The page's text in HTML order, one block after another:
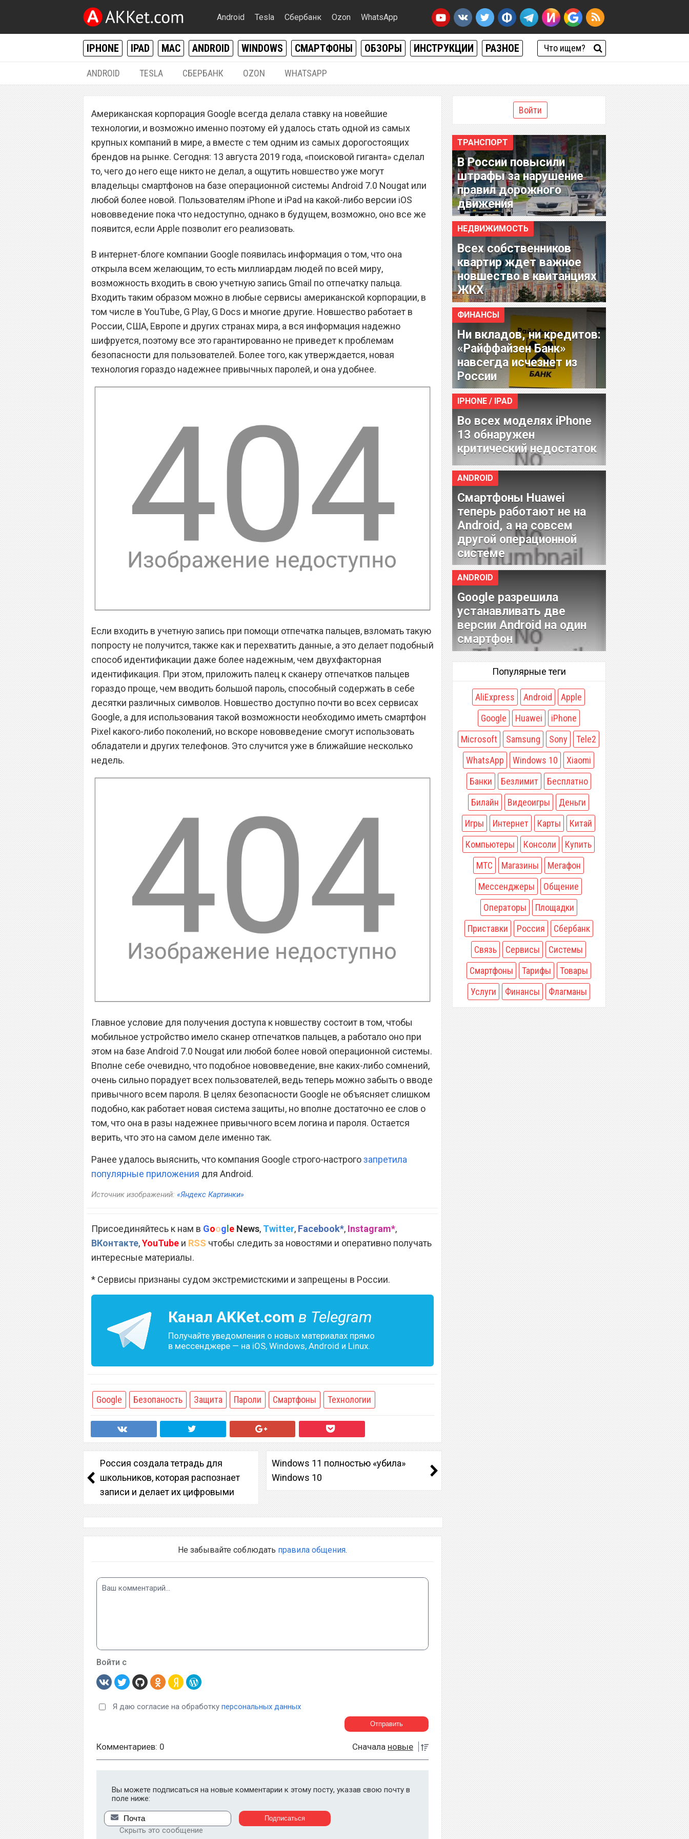
Android Tesla Сбербанк Ozon WhatsApp
IPHONE IPAD MAC ANDROID WINDOWS СМАРТФОНЫ ОБЗОРЫ ИНСТРУКЦИИ РАЗНОЕ
ANDROID TESLA СБЕРБАНК OZON WHATSAPP
Google изменила правила входа в
учетную запись для всех пользователей
Американская корпорация Google всегда делала ставку на новейшие
технологии, и возможно именно поэтому ей удалось стать одной из самых
крупных компаний в мире, а вместе с тем одним из самых дорогостоящих
брендов на рынке. Сегодня: 13 августа 2019 года, «поисковой гиганта» сделал
то, чего до него еще никто не делал, а ощутить новшество уже могут
владельцы смартфонов на базе операционной системы Android 7.0 Nougat или
любой более новой. Пользователям iPhone и iPad на какой-либо версии iOS
нововведение пока что недоступно, однако в будущем, возможно, оно все же
появится, если Apple позволит его реализовать.
В интернет-блоге компании Google появилась информация о том, что она
открыла всем желающим, то есть миллиардам людей по всей миру,
возможность входить в свою учетную запись Gmail по отпечатку пальца.
Входить таким образом можно в любые сервисы американской корпорации, в
том числе в YouTube, G Play, G Docs и многие другие. Новшество работает в
России, США, Европе и других странах мира, а вся информация надежно
шифруется, поэтому все это гарантированно не приведет к проблемам
безопасности для пользователей. Более того, как утверждается, новая
технология гораздо надежнее привычных паролей, и она удобнее.
Если входить в учетную запись при помощи отпечатка пальцев, взломать такую
попросту не получится, также как и перехватить данные, а это делает подобный
способ идентификации даже более надежным, чем двухфакторная
идентификация. При этом, приложить палец к сканеру отпечатков пальцев
гораздо проще, чем вводить большой пароль, способный содержать в себе
десятки различных символов. Новшество доступно почти во всех сервисах
Google, а для использования такой возможности необходимо иметь смартфон
Pixel какого-либо поколений, но вскоре нововведение смогут использовать
обладатели и других телефонов. Это случится уже в ближайшие несколько
недель.
Главное условие для получения доступа к новшеству состоит в том, чтобы
мобильное устройство имело сканер отпечатков пальцев, а работало оно при
этом на базе Android 7.0 Nougat или любой более новой операционной системы.
Вполне себе очевидно, что подобное нововведение, вне каких-либо сомнений,
очень сильно порадует всех пользователей, ведь теперь можно забыть о вводе
привычного всем пароля. В целях безопасности Google не объясняет слишком
подобно, как работает новая система защиты, но вполне достаточно ее слов о
том, что она в разы надежнее привычного всем логина и пароля. Остается
верить, что это на самом деле именно так.
Ранее удалось выяснить, что компания Google строго-настрогозапретила
популярные приложения для Android.
Источник изображений: «Яндекс Картинки»
Присоединяйтесь к нам в Google News, Twitter, Facebook*, Instagram*,
ВКонтакте,YouTube и RSS чтобы следить за новостями и оперативно получать
интересные материалы.
* Сервисы признаны судом экстремистскими и запрещены в России.
Канал AKKet.com в Telegram
Получайте уведомления о новых материалах прямо
в мессенджере — на iOS, Windows, Android и Linux.
Google Безопаность Защита Пароли Смартфоны Технологии
Россия создала тетрадь для
школьников, которая распознает
записи и делает их цифровыми
Windows 11 полностью «убила»
Windows 10
Не забывайте соблюдать правила общения.
Войти с
Я даю согласие на обработку персональных данных
Комментариев: 0 Сначала новые
Вы можете подписаться на новые комментарии к этому посту, указав свою почту в
поле ниже:
Скрыть это сообщение
Войти
ТРАНСПОРТ
В России повысили
штрафы за нарушение
правил дорожного
движения
НЕДВИЖИМОСТЬ
Всех собственников
квартир ждет важное
новшество в квитанциях
ЖКХ
ФИНАНСЫ
Ни вкладов, ни кредитов:
«Райффайзен Банк»
навсегда исчезнет из
России
IPHONE / IPAD
Во всех моделях iPhone
13 обнаружен
критический недостаток
ANDROID
Смартфоны Huawei
теперь работают не на
Android, а на совсем
другой операционной
системе
ANDROID
Google разрешила
устанавливать две
версии Android на один
смартфон
Популярные теги
AliExpress Android
Apple
Google
Huawei
iPhone
Microsoft
Samsung Sony
Tele2
WhatsApp
Windows 10
Xiaomi
Банки
Безлимит
Бесплатно
Билайн
Видеоигры
Деньги
Игры
Интернет Карты
Китай
Компьютеры
Консоли
Купить
МТС
Магазины
Мегафон
Мессенджеры
Общение
Операторы
Площадки
Приставки
Россия
Сбербанк
Связь
Сервисы
Системы
Смартфоны
Тарифы
Товары
Услуги
Финансы Флагманы